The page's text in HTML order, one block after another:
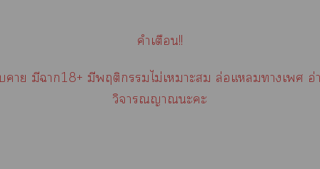
คำเตือน!!
า มีา18+ มีพฤติกรรมไม่เาะ ล่อแางเ อ่
วิจารณญาณะะ